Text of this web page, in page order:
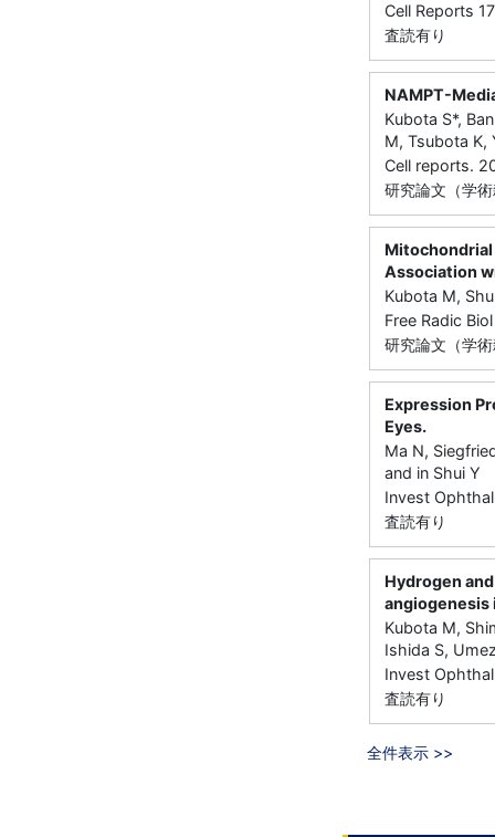
Cell Reports
査読有り
NAMPT-
Kubota S*,
M, Tsubota K,
Cell reports.
研究論文（学
Mitochondrial
Association
Kubota M,
Free Radic
研究論文（学
Expression
Eyes.
Ma N,
and in Shui Y
Invest
査読有り
Hydrogen
angiogenesis
Kubota M,
Ishida S,
Invest
査読有り
全件表示 >>